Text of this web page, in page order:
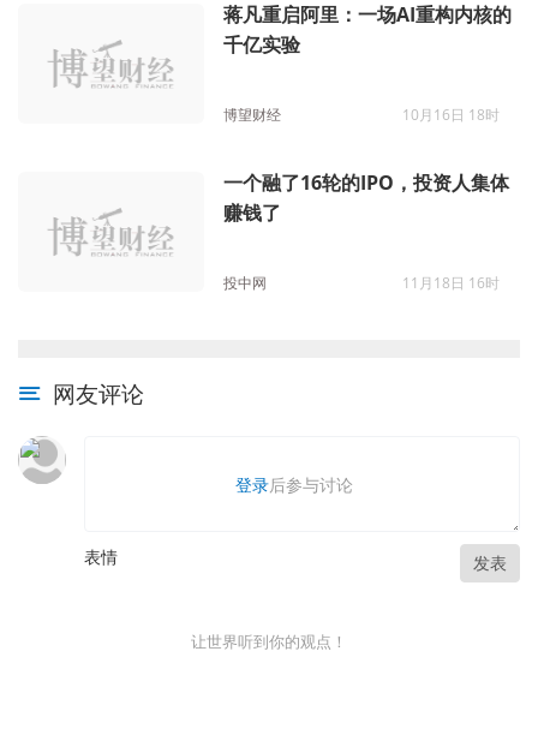
蒋凡重启阿里：一场AI重构内核的
千亿实验
博望财经 10月16日 18时
一个融了16轮的IPO，投资人集体
赚钱了
投中网 11月18日 16时
网友评论
登录后参与讨论
表情 发表
让世界听到你的观点！